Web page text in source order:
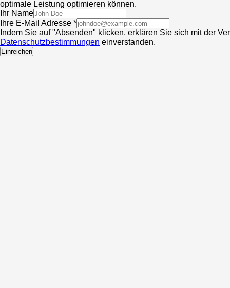
optimale Leistung optimieren können.
Ihr Name
Ihre E-Mail Adresse *
Indem Sie auf "Absenden" klicken, erklären Sie sich mit der
Datenschutzbestimmungen einverstanden.